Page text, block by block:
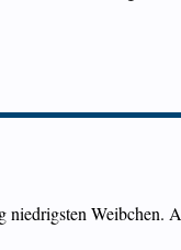
Weibchen.